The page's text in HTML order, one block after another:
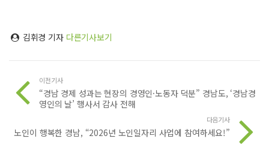
김휘경 기자 다른기사보기
이전기사
“경남 경제 성과는 현장의 경영인·노동자 덕분” 경남도, ‘경남경
영인의 날’ 행사서 감사 전해
다음기사
노인이 행복한 경남, “2026년 노인일자리 사업에 참여하세요!”